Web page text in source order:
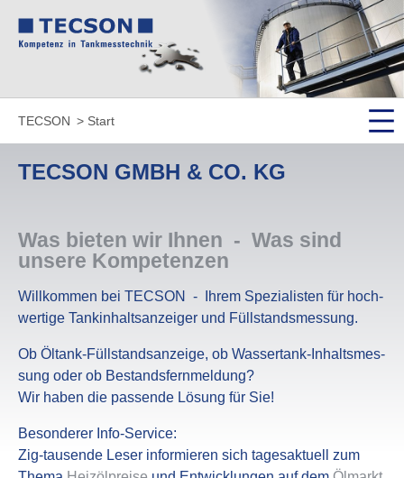
TECSON Start
TECSON GMBH & CO. KG
Was bieten wir Ihnen - Was sind
unsere Kompe­tenzen
Will­kommen bei TECSON - Ihrem Spezia­listen für hoch­
wer­tige Tank­in­halts­an­zeiger und Füll­stands­mes­sung.
Ob Öltank-Füll­stands­an­zeige, ob Wasser­tank-Inhalts­mes­
sung oder ob Bestands­fern­mel­dung?
Wir haben die passende Lösung für Sie!
Beson­derer Info-Service:
Zig-tausende Leser infor­mieren sich tages­ak­tuell zum